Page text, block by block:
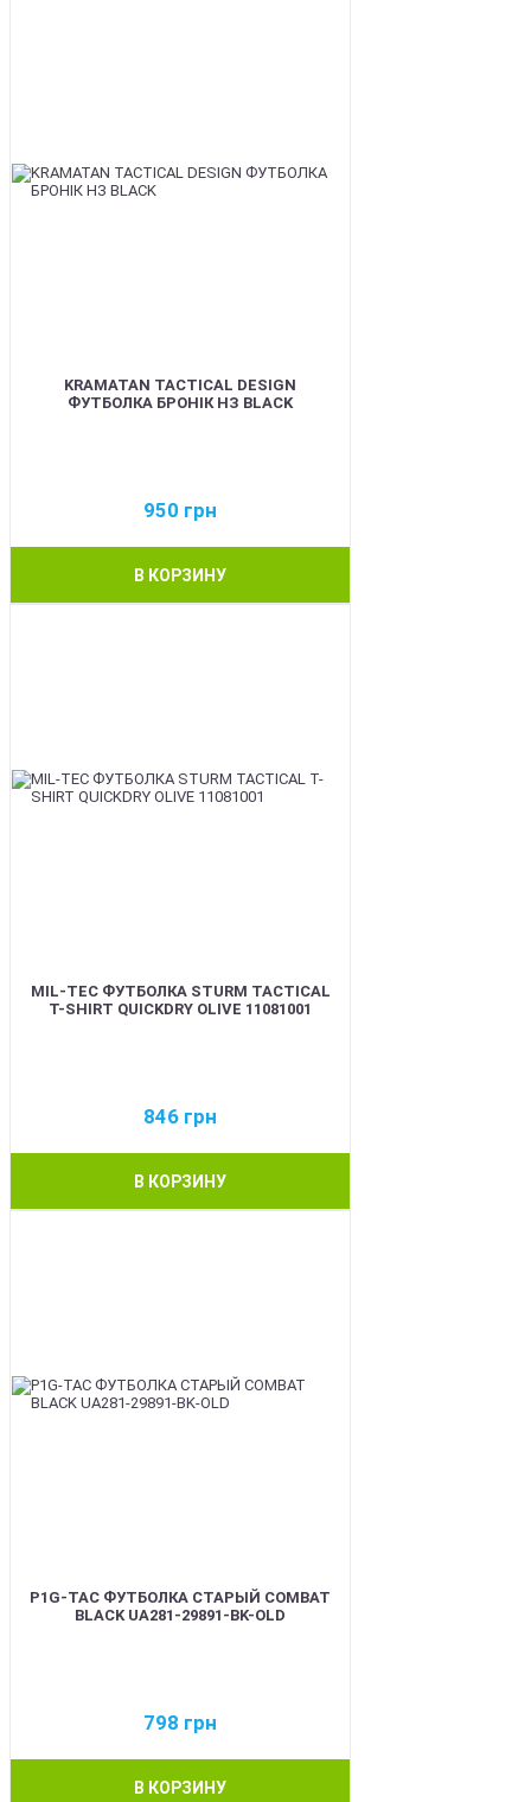
KRAMATAN TACTICAL DESIGN
ФУТБОЛКА БРОНІК НЗ BLACK
950 грн
В КОРЗИНУ
MIL-TEC ФУТБОЛКА STURM TACTICAL
T-SHIRT QUICKDRY OLIVE 11081001
846 грн
В КОРЗИНУ
P1G-TAC ФУТБОЛКА СТАРЫЙ COMBAT
BLACK UA281-29891-BK-OLD
798 грн
В КОРЗИНУ